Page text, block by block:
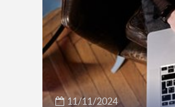
11/11/2024